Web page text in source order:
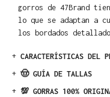
gorros de 47Brand
lo que se adaptan a
los bordados
+ CARACTERÍSTICAS DEL
+ 🤠 GUÍA DE TALLAS
+ 💯 GORRAS 100%